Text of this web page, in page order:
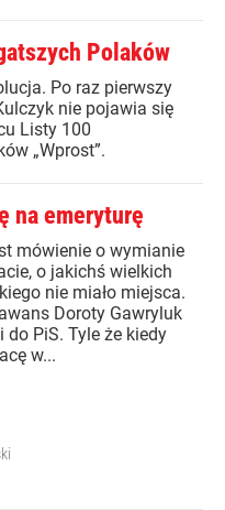
Polaków
Po raz pierwszy
nie pojawia się
Listy 100
„Wprost”.
na emeryturę
mówienie o wymianie
o jakichś wielkich
nie miało miejsca.
Doroty Gawryluk
PiS. Tyle że kiedy
w...